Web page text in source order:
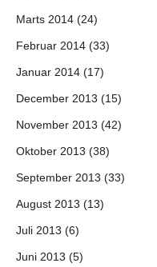
Marts 2014 (24)
Februar 2014 (33)
Januar 2014 (17)
December 2013 (15)
November 2013 (42)
Oktober 2013 (38)
September 2013 (33)
August 2013 (13)
Juli 2013 (6)
Juni 2013 (5)